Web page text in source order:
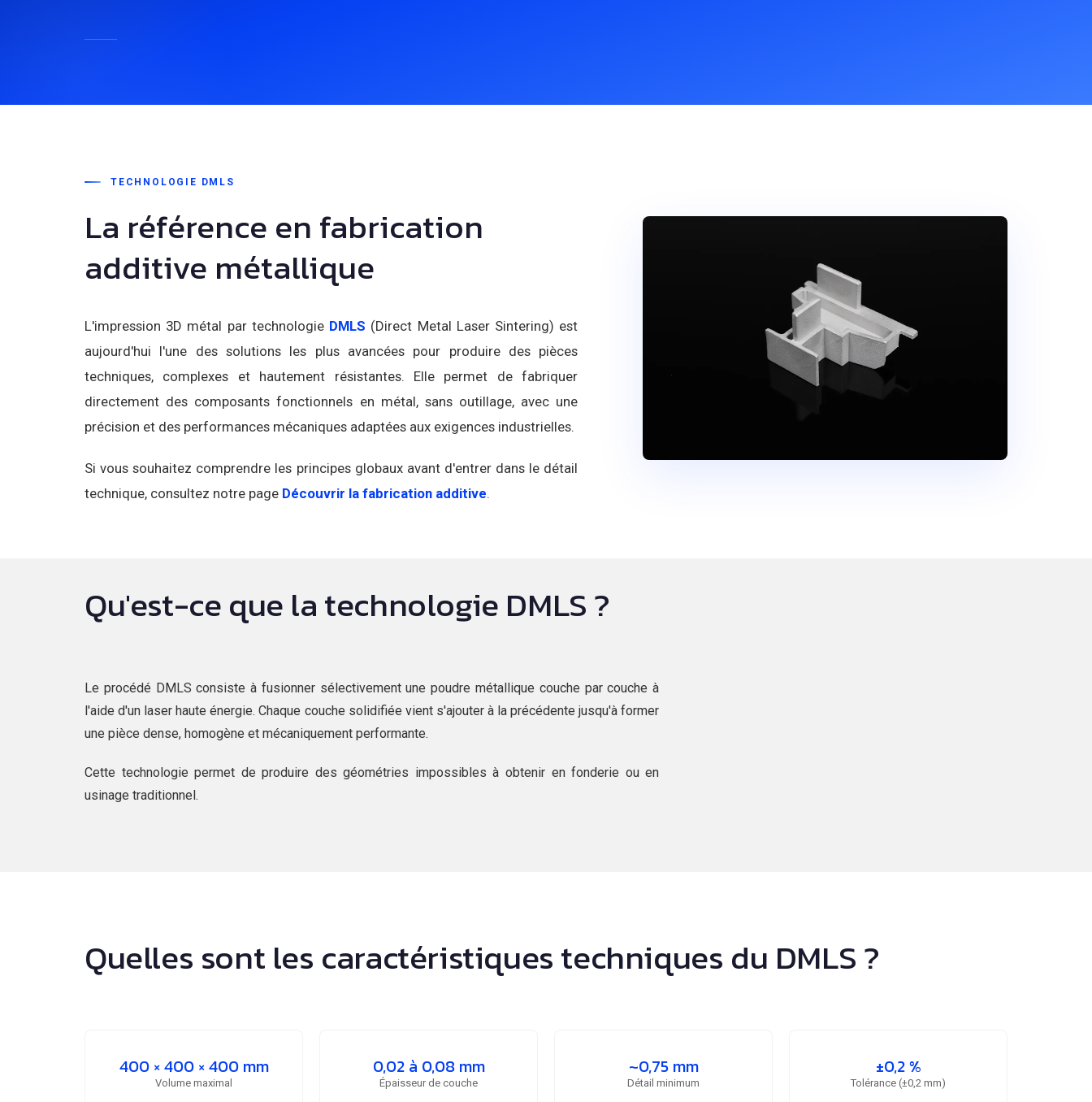
TECHNOLOGIE DMLS
La référence en fabrication
additive métallique
L'impression 3D métal par technologie DMLS (Direct Metal Laser Sintering) est
aujourd'hui l'une des solutions les plus avancées pour produire des pièces
techniques, complexes et hautement résistantes. Elle permet de fabriquer
directement des composants fonctionnels en métal, sans outillage, avec une
précision et des performances mécaniques adaptées aux exigences industrielles.
Si vous souhaitez comprendre les principes globaux avant d'entrer dans le détail
technique, consultez notre page Découvrir la fabrication additive.
Qu'est-ce que la technologie DMLS ?
Le procédé DMLS consiste à fusionner sélectivement une poudre métallique couche par couche à
l'aide d'un laser haute énergie. Chaque couche solidifiée vient s'ajouter à la précédente jusqu'à former
une pièce dense, homogène et mécaniquement performante.
Cette technologie permet de produire des géométries impossibles à obtenir en fonderie ou en
usinage traditionnel.
Quelles sont les caractéristiques techniques du DMLS ?
400 × 400 × 400 mm
Volume maximal
0,02 à 0,08 mm
Épaisseur de couche
~0,75 mm
Détail minimum
±0,2 %
Tolérance (±0,2 mm)